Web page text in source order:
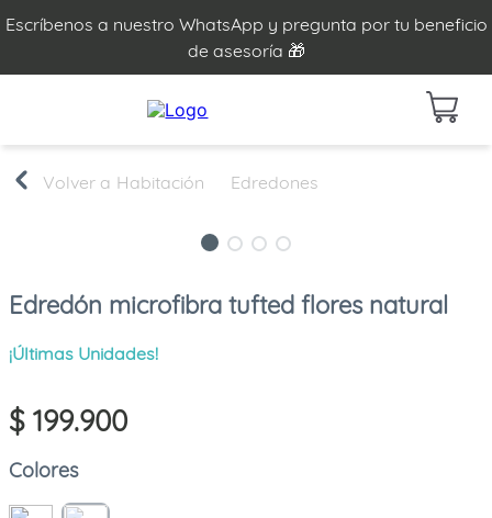
Escríbenos a nuestro WhatsApp y pregunta por tu beneficio
de asesoría 🎁
Habitación Edredones
Edredón microfibra tufted flores natural
¡Últimas Unidades!
$ 199.900
Colores